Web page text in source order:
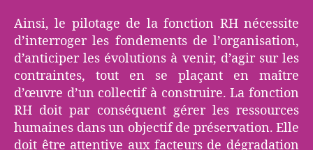
Ainsi, le pilotage de la fonction RH nécessite
d’interroger les fondements de l’organisation,
d’anticiper les évolutions à venir, d’agir sur les
contraintes, tout en se plaçant en maître
d’œuvre d’un collectif à construire. La fonction
RH doit par conséquent gérer les ressources
humaines dans un objectif de préservation. Elle
doit être attentive aux facteurs de dégradation